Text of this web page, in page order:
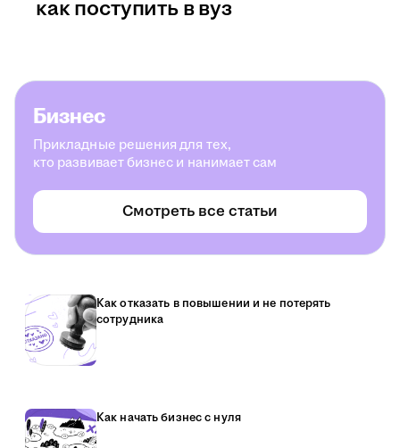
как поступить в вуз
Бизнес
Прикладные решения для тех,
кто развивает бизнес и нанимает сам
Смотреть все статьи
Как отказать в повышении и не потерять
сотрудника
Как начать бизнес с нуля